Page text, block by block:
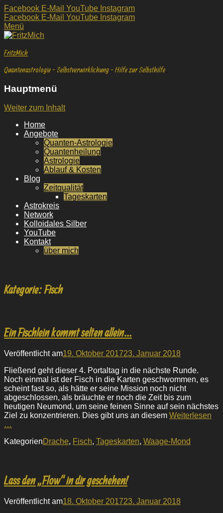
Facebook E-Mail YouTube Instagram
Facebook E-Mail YouTube Instagram
Menü
FritzMich
Quantenastrologie - Selbstverwirklichung - Hilfe zur Selbsthilfe
Hauptmenü
Weiter zum Inhalt
Home
Angebote
Quanten-Astrologie
Quantenheilung
Astrologie
Ablauf & Kosten
Blog
Zeitqualität
Tageskarten
Astrokreis
Network
Kolloidales Silber
YouTube
Kontakt
über mich
Kategorie:Fisch
Ein Fischlein kommt selten allein…
Veröffentlicht am19. Oktober 201723. Januar 2018
Fließend geht dieser 4. Portaltag in die nächste Runde.
Noch einmal ist der Fisch in die Karten geschwommen, es
scheint fast so, als hätte er seine Mission noch nicht
abgeschlossen, als bräuchte er noch die Zeit bis zum
heutigen Neumond, um seine feinen Sinne auf sein nächstes
Ziel zu konzentrieren. Dies gibt uns an diesem Weiterlesen
…
KategorienDrache, Fisch, Tageskarten, Waage-Mond
Lass den „Flow“ in dir geschehen!
Veröffentlicht am18. Oktober 201723. Januar 2018